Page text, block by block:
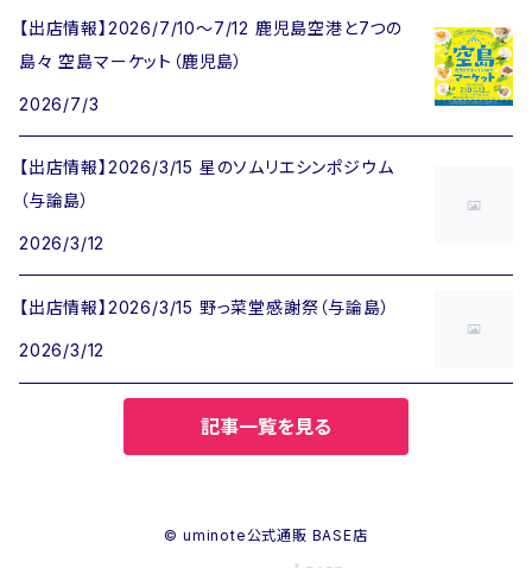
【出店情報】2026/7/10〜7/12 鹿児島空港と7つの
島々 空島マーケット（鹿児島）
2026/7/3
【出店情報】2026/3/15 星のソムリエシンポジウム
（与論島）
2026/3/12
【出店情報】2026/3/15 野っ菜堂感謝祭（与論島）
2026/3/12
記事一覧を見る
© uminote公式通販 BASE店